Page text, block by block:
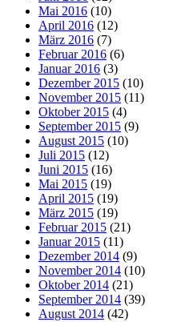
Mai 2016 (10)
April 2016 (12)
März 2016 (7)
Februar 2016 (6)
Januar 2016 (3)
Dezember 2015 (10)
November 2015 (11)
Oktober 2015 (4)
September 2015 (9)
August 2015 (10)
Juli 2015 (12)
Juni 2015 (16)
Mai 2015 (19)
April 2015 (19)
März 2015 (19)
Februar 2015 (21)
Januar 2015 (11)
Dezember 2014 (9)
November 2014 (10)
Oktober 2014 (21)
September 2014 (39)
August 2014 (42)